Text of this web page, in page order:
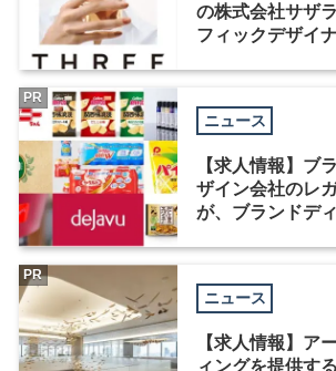
の株式会社サザ
フィックデザイ
ニュース
【求人情報】ブ
ザイン会社のレ
が、ブランドデ
PR
ニュース
【求人情報】ア
ィングを提供す
PR